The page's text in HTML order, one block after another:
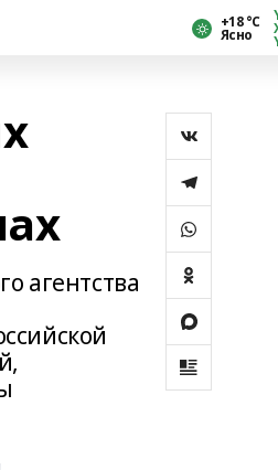
+18 °С
Ясно
агентства